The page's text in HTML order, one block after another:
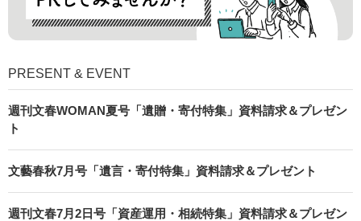
PRESENT & EVENT
週刊文春WOMAN夏号「遺贈・寄付特集」資料請求＆プレゼン
ト
文藝春秋7月号「遺言・寄付特集」資料請求＆プレゼント
週刊文春7月2日号「資産運用・相続特集」資料請求＆プレゼン